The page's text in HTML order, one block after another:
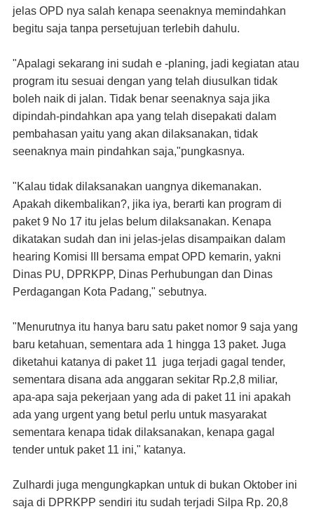
jelas OPD nya salah kenapa seenaknya memindahkan
begitu saja tanpa persetujuan terlebih dahulu.
"Apalagi sekarang ini sudah e -planing, jadi kegiatan atau
program itu sesuai dengan yang telah diusulkan tidak
boleh naik di jalan. Tidak benar seenaknya saja jika
dipindah-pindahkan apa yang telah disepakati dalam
pembahasan yaitu yang akan dilaksanakan, tidak
seenaknya main pindahkan saja,"pungkasnya.
"Kalau tidak dilaksanakan uangnya dikemanakan.
Apakah dikembalikan?, jika iya, berarti kan program di
paket 9 No 17 itu jelas belum dilaksanakan. Kenapa
dikatakan sudah dan ini jelas-jelas disampaikan dalam
hearing Komisi III bersama empat OPD kemarin, yakni
Dinas PU, DPRKPP, Dinas Perhubungan dan Dinas
Perdagangan Kota Padang," sebutnya.
"Menurutnya itu hanya baru satu paket nomor 9 saja yang
baru ketahuan, sementara ada 1 hingga 13 paket. Juga
diketahui katanya di paket 11 juga terjadi gagal tender,
sementara disana ada anggaran sekitar Rp.2,8 miliar,
apa-apa saja pekerjaan yang ada di paket 11 ini apakah
ada yang urgent yang betul perlu untuk masyarakat
sementara kenapa tidak dilaksanakan, kenapa gagal
tender untuk paket 11 ini," katanya.
Zulhardi juga mengungkapkan untuk di bukan Oktober ini
saja di DPRKPP sendiri itu sudah terjadi Silpa Rp. 20,8